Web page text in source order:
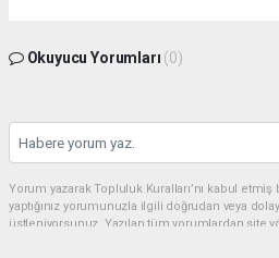
Okuyucu Yorumları (0)
Yorum yazarak Topluluk Kuralları’nı kabul
yaptığınız yorumunuzla ilgili doğrudan veya
üstleniyorsunuz. Yazılan tüm yorumlardan site